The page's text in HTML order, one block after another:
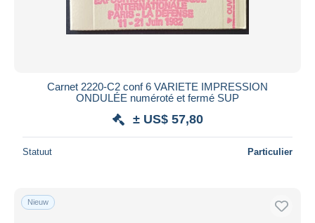
Carnet 2220-C2 conf 6 VARIETE IMPRESSION
ONDULÉE numéroté et fermé SUP
± US$ 57,80
Statuut Particulier
Nieuw